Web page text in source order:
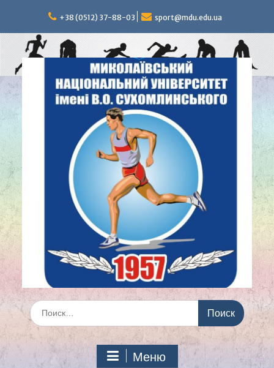
содержимому
+38 (0512) 37-88-03 sport@mdu.edu.ua
Искать:
Меню